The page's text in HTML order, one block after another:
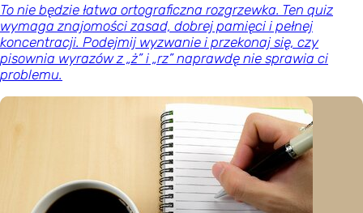
To nie będzie łatwa ortograficzna rozgrzewka. Ten quiz
wymaga znajomości zasad, dobrej pamięci i pełnej
koncentracji. Podejmij wyzwanie i przekonaj się, czy
pisownia wyrazów z „ż” i „rz” naprawdę nie sprawia ci
problemu.